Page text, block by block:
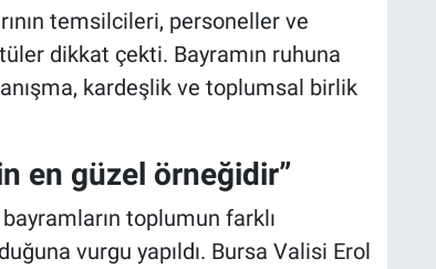
temsilcileri, personeller ve
dikkat çekti. Bayramın ruhuna
kardeşlik ve toplumsal birlik
en güzel örneğidir”
toplumun farklı
vurgu yapıldı. Bursa Valisi Erol